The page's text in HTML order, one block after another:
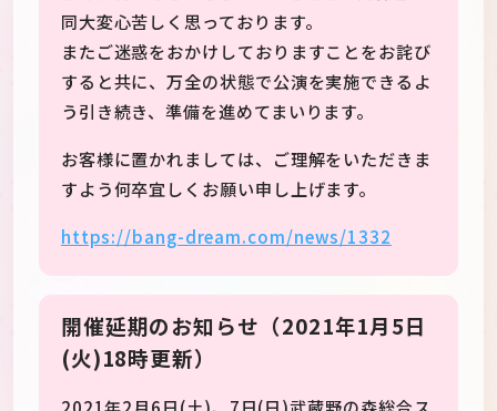
同大変心苦しく思っております。
またご迷惑をおかけしておりますことをお詫び
すると共に、万全の状態で公演を実施できるよ
う引き続き、準備を進めてまいります。
お客様に置かれましては、ご理解をいただきま
すよう何卒宜しくお願い申し上げます。
https://bang-dream.com/news/1332
開催延期のお知らせ（2021年1月5日
(火)18時更新）